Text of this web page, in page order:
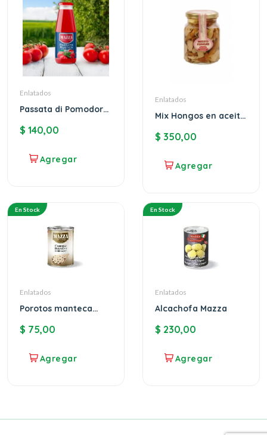
Enlatados
Passata di Pomodoro
$ 140,00
Enlatados
Mix Hongos en aceite
$ 350,00
En Stock
Enlatados
Porotos manteca
$ 75,00
En Stock
Enlatados
Alcachofa Mazza
$ 230,00